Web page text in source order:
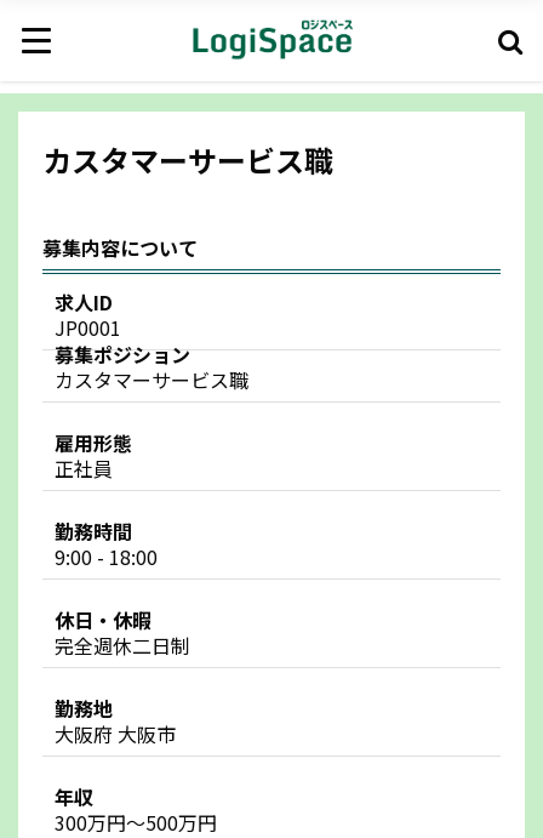
カスタマーサービス職
募集内容について
求人ID
JP0001
募集ポジション
カスタマーサービス職
雇用形態
正社員
勤務時間
9:00 - 18:00
休日・休暇
完全週休二日制
勤務地
大阪府 大阪市
年収
300万円～500万円